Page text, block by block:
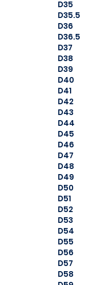
D35
D35.5
D36
D36.5
D37
D38
D39
D40
D41
D42
D43
D44
D45
D46
D47
D48
D49
D50
D51
D52
D53
D54
D55
D56
D57
D58